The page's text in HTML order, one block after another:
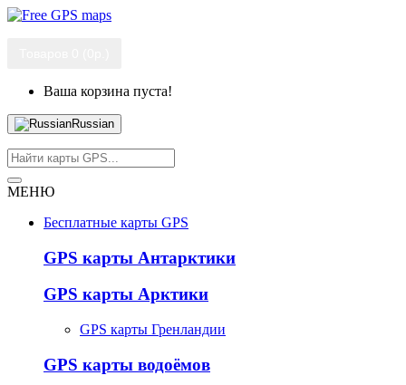
Ваша корзина пуста!
Russian
МЕНЮ
Бесплатные карты GPS
GPS карты Антарктики
GPS карты Арктики
GPS карты Гренландии
GPS карты водоёмов